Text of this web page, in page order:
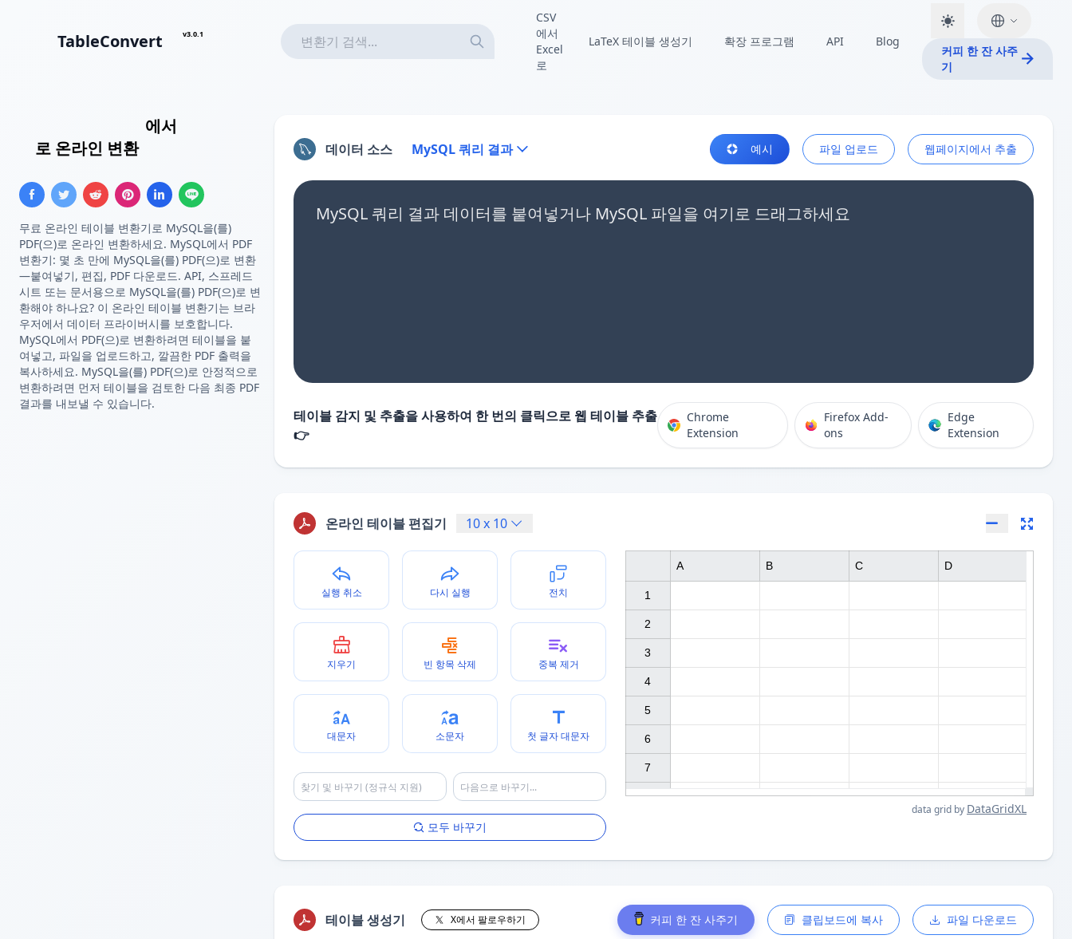
TableConvert v3.0.1
CSV
에서
Excel
로
LaTeX 테이블 생성기 확장 프로그램 API Blog
커피 한 잔 사주
기
에서
로 온라인 변환
무료 온라인 테이블 변환기로 MySQL을(를)
PDF(으)로 온라인 변환하세요. MySQL에서 PDF
변환기: 몇 초 만에 MySQL을(를) PDF(으)로 변환
—붙여넣기, 편집, PDF 다운로드. API, 스프레드
시트 또는 문서용으로 MySQL을(를) PDF(으)로 변
환해야 하나요? 이 온라인 테이블 변환기는 브라
우저에서 데이터 프라이버시를 보호합니다.
MySQL에서 PDF(으)로 변환하려면 테이블을 붙
여넣고, 파일을 업로드하고, 깔끔한 PDF 출력을
복사하세요. MySQL을(를) PDF(으)로 안정적으로
변환하려면 먼저 테이블을 검토한 다음 최종 PDF
결과를 내보낼 수 있습니다.
데이터 소스 MySQL 쿼리 결과 예시 파일 업로드 웹페이지에서 추출
MySQL 쿼리 결과 데이터를 붙여넣거나 MySQL 파일을 여기로 드래그하세요
테이블 감지 및 추출을 사용하여 한 번의 클릭으로 웹 테이블 추출
👉
Chrome
Extension
Firefox Add-
ons
Edge
Extension
온라인 테이블 편집기 10x 10
실행 취소 다시 실행 전치
지우기 빈 항목 삭제 중복 제거
대문자 소문자 첫 글자 대문자
모두 바꾸기
1
2
3
4
5
6
7
A B C D
data grid by DataGridXL
테이블 생성기 X에서 팔로우하기 커피 한 잔 사주기 클립보드에 복사 파일 다운로드